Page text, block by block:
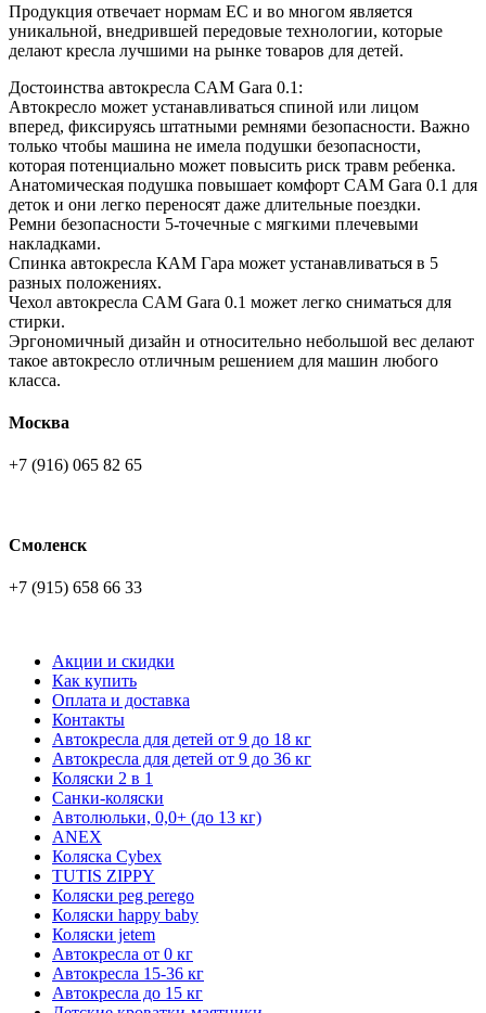
Продукция отвечает нормам ЕС и во многом является
уникальной, внедрившей передовые технологии, которые
делают кресла лучшими на рынке товаров для детей.
Достоинства автокресла CAM Gara 0.1:
Автокресло может устанавливаться спиной или лицом
вперед, фиксируясь штатными ремнями безопасности. Важно
только чтобы машина не имела подушки безопасности,
которая потенциально может повысить риск травм ребенка.
Анатомическая подушка повышает комфорт CAM Gara 0.1 для
деток и они легко переносят даже длительные поездки.
Ремни безопасности 5-точечные с мягкими плечевыми
накладками.
Спинка автокресла КАМ Гара может устанавливаться в 5
разных положениях.
Чехол автокресла CAM Gara 0.1 может легко сниматься для
стирки.
Эргономичный дизайн и относительно небольшой вес делают
такое автокресло отличным решением для машин любого
класса.
Москва
+7 (916) 065 82 65
Смоленск
+7 (915) 658 66 33
Акции и скидки
Как купить
Оплата и доставка
Контакты
Автокресла для детей от 9 до 18 кг
Автокресла для детей от 9 до 36 кг
Коляски 2 в 1
Санки-коляски
Автолюльки, 0,0+ (до 13 кг)
ANEX
Коляска Cybex
TUTIS ZIPPY
Коляски peg perego
Коляски happy baby
Коляски jetem
Автокресла от 0 кг
Автокресла 15-36 кг
Автокресла до 15 кг